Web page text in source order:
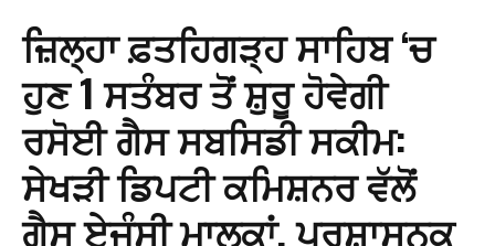
ਜ਼ਿਲ੍ਹਾ ਫ਼ਤਹਿਗੜ੍ਹ ਸਾਹਿਬ ‘ਚ
ਹੁਣ 1 ਸਤੰਬਰ ਤੋਂ ਸ਼ੁਰੂ ਹੋਵੇਗੀ
ਰਸੋਈ ਗੈਸ ਸਬਸਿਡੀ ਸਕੀਮ:
ਸੇਖੜੀ ਡਿਪਟੀ ਕਮਿਸ਼ਨਰ ਵੱਲੋਂ
ਗੈਸ ਏਜੰਸੀ ਮਾਲਕਾਂ, ਪ੍ਰਸ਼ਾਸਨਕ